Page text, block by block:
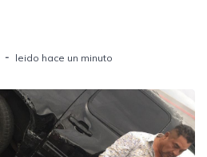
leido hace un minuto